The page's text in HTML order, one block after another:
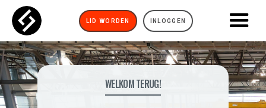
LID WORDEN INLOGGEN
WELKOM TERUG!